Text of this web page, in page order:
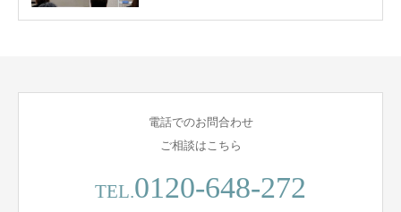
電話でのお問合わせ
ご相談はこちら
TEL.0120-648-272